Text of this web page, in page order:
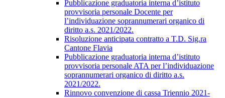
Pubblicazione graduatoria interna d’istituto
provvisoria personale Docente per
l’individuazione soprannumerari organico di
diritto a.s. 2021/2022.
Risoluzione anticipata contratto a T.D. Sig.ra
Cantone Flavia
Pubblicazione graduatoria interna d’istituto
provvisoria personale ATA per l’individuazione
soprannumerari organico di diritto a.s.
2021/2022.
Rinnovo convenzione di cassa Triennio 2021-